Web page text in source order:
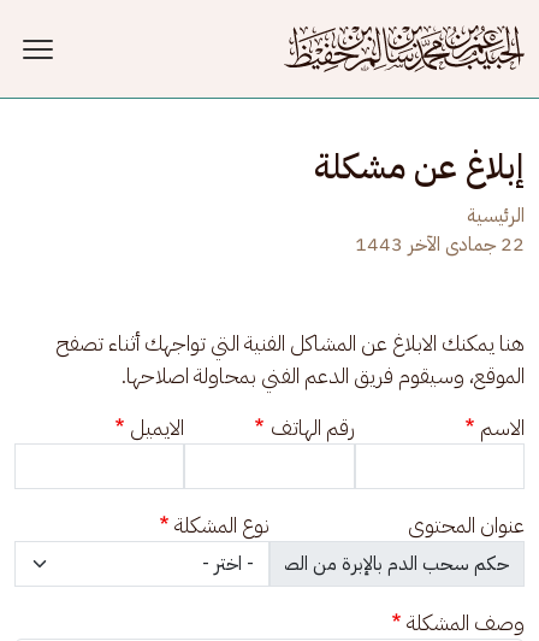
إبلاغ عن مشكلة
الرئيسية
22 جمادى الآخر 1443
هنا يمكنك الابلاغ عن المشاكل الفنية التي تواجهك أثناء تصفح
الموقع، وسيقوم فريق الدعم الفني بمحاولة اصلاحها.
الاسم
رقم الهاتف الايميل
عنوان المحتوى نوع المشكلة
وصف المشكلة